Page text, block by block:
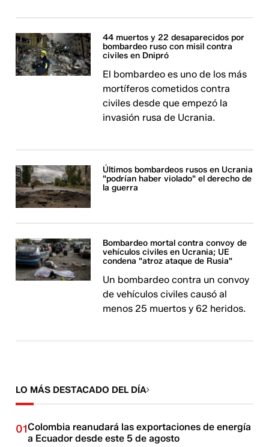
44 muertos y 22 desaparecidos por
bombardeo ruso con misil contra
civiles en Dnipró
El bombardeo es uno de los más
mortíferos cometidos contra
civiles desde que empezó la
invasión rusa de Ucrania.
Últimos bombardeos rusos en Ucrania
"podrían haber violado" el derecho de
la guerra
Bombardeo mortal contra convoy de
vehículos civiles en Ucrania; UE
condena "atroz ataque de Rusia"
Un bombardeo contra un convoy
de vehículos civiles causó al
menos 25 muertos y 62 heridos.
LO MÁS DESTACADO DEL DÍA
01Colombia reanudará las exportaciones de energía
a Ecuador desde este 5 de agosto